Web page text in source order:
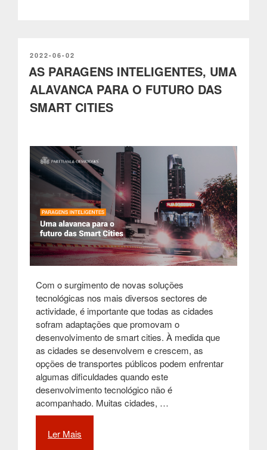
negócio”
PUBLICADO
EM
2022-06-02
AS PARAGENS INTELIGENTES, UMA
ALAVANCA PARA O FUTURO DAS
SMART CITIES
Com o surgimento de novas soluções
tecnológicas nos mais diversos sectores de
actividade, é importante que todas as cidades
sofram adaptações que promovam o
desenvolvimento de smart cities. À medida que
as cidades se desenvolvem e crescem, as
opções de transportes públicos podem enfrentar
algumas dificuldades quando este
desenvolvimento tecnológico não é
acompanhado. Muitas cidades, …
Ler Mais